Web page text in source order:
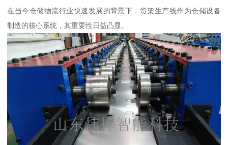
在当今仓储物流行业快速发展的背景下，货架生产线作为仓储设备
制造的核心系统，其重要性日益凸显。